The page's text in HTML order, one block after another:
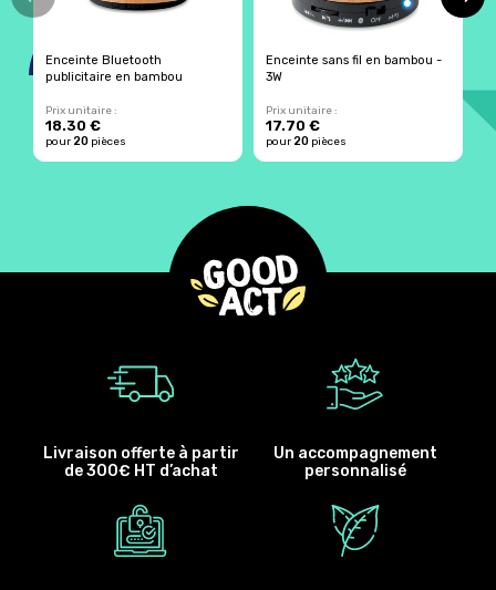
Enceinte Bluetooth
publicitaire en bambou
Prix unitaire :
18.30 €
pour20 pièces
Enceinte sans fil en bambou -
3W
Prix unitaire :
17.70 €
pour20 pièces
€
Livraison offerte à partir
de 300€ HT d’achat
Un accompagnement
personnalisé